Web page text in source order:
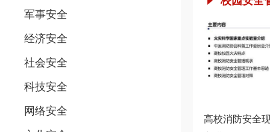
军事安全
经济安全
社会安全
科技安全
网络安全
高校消防安全